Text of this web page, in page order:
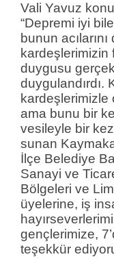
Vali Yavuz
“Depremi iyi
bunun
kardeşlerimizin
duygusu
duygulandırdı.
ama bunu bir
vesileyle bir
sunan
İlçe Belediye
Sanayi ve
Bölgeleri ve
üyelerine, iş
gençlerimize,
teşekkür